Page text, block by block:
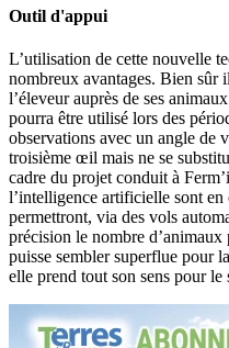
Outil d'appui
L’utilisation de cette nouvelle
nombreux avantages. Bien sûr
l’éleveur auprès de ses
pourra être utilisé lors des
observations avec un angle de
troisième œil mais ne se
cadre du projet conduit à
l’intelligence artificielle sont
permettront, via des vols
précision le nombre
puisse sembler superflue pour
elle prend tout son sens pour le